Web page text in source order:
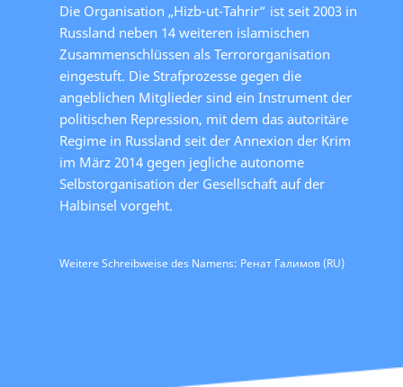
Die Organisation „Hizb-ut-Tahrir“ ist seit 2003 in
Russland neben 14 weiteren islamischen
Zusammenschlüssen als Terrororganisation
eingestuft. Die Strafprozesse gegen die
angeblichen Mitglieder sind ein Instrument der
politischen Repression, mit dem das autoritäre
Regime in Russland seit der Annexion der Krim
im März 2014 gegen jegliche autonome
Selbstorganisation der Gesellschaft auf der
Halbinsel vorgeht.
Weitere Schreibweise des Namens: Ренат Галимов (RU)